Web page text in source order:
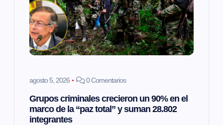
agosto 5, 2026 0 Comentarios
Grupos criminales crecieron un 90% en el
marco de la “paz total” y suman 28.802
integrantes